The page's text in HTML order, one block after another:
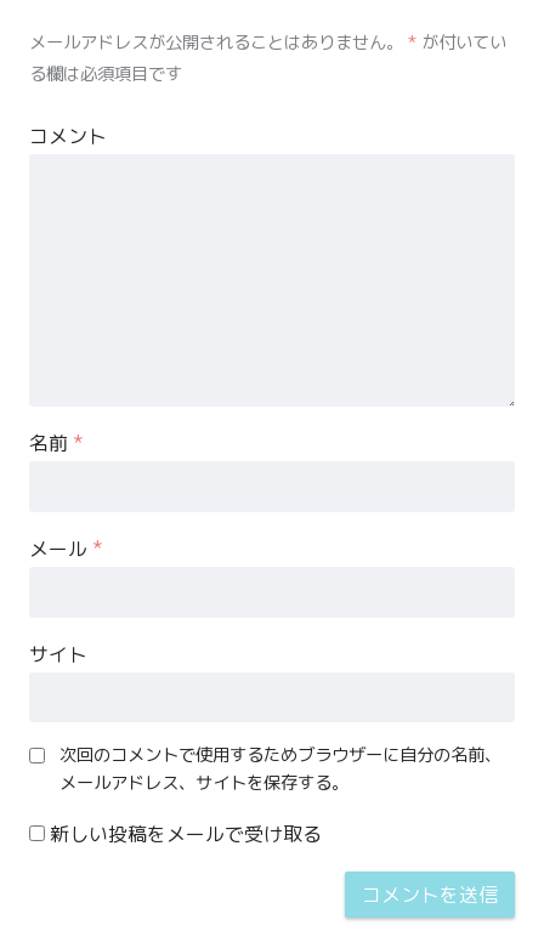
メールアドレスが公開されることはありません。 * が付いてい
る欄は必須項目です
コメント
名前 *
メール *
サイト
次回のコメントで使用するためブラウザーに自分の名前、
メールアドレス、サイトを保存する。
新しい投稿をメールで受け取る